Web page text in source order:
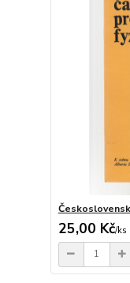
25,00 Kč/ks